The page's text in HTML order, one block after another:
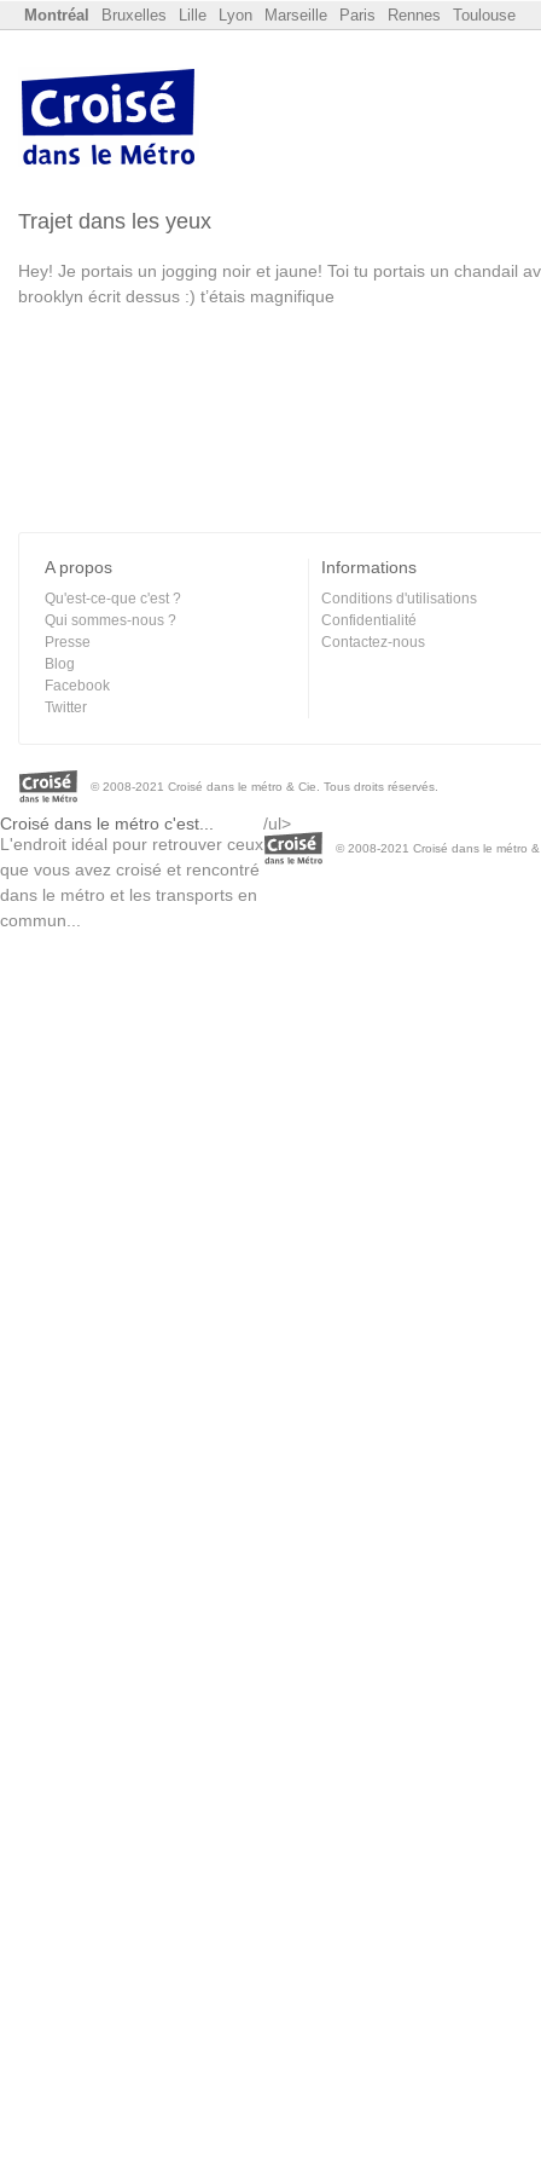
Montréal Bruxelles Lille Lyon Marseille Paris Rennes Toulouse
Trajet dans les yeux
Hey! Je portais un jogging noir et jaune! Toi tu portais un chandail
brooklyn écrit dessus :) t’étais magnifique
A propos
Qu'est-ce-que c'est ?
Qui sommes-nous ?
Presse
Blog
Facebook
Twitter
Informations
Conditions d'utilisations
Confidentialité
Contactez-nous
© 2008-2021 Croisé dans le métro & Cie. Tous droits réservés.
/ul>
Croisé dans le métro c'est...
L'endroit idéal pour retrouver ceux
que vous avez croisé et rencontré
dans le métro et les transports en
commun...
© 2008-2021 Croisé dans le métro